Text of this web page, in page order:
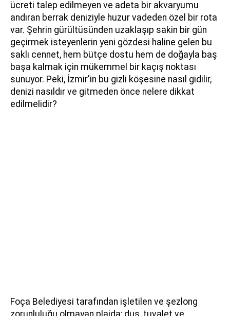
ücreti talep edilmeyen ve adeta bir akvaryumu
andıran berrak deniziyle huzur vadeden özel bir rota
var. Şehrin gürültüsünden uzaklaşıp sakin bir gün
geçirmek isteyenlerin yeni gözdesi haline gelen bu
saklı cennet, hem bütçe dostu hem de doğayla baş
başa kalmak için mükemmel bir kaçış noktası
sunuyor. Peki, İzmir'in bu gizli köşesine nasıl gidilir,
denizi nasıldır ve gitmeden önce nelere dikkat
edilmelidir?
Foça Belediyesi tarafından işletilen ve şezlong